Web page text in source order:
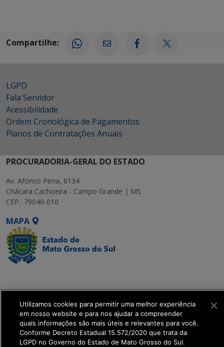
Compartilhe:
LGPD
Fala Servidor
Acessibilidade
Ordem Cronológica de Pagamentos
Planos de Contratações Anuais
PROCURADORIA-GERAL DO ESTADO
Av. Afonso Pena, 6134
Chácara Cachoeira - Campo Grande | MS
CEP.: 79040-010
MAPA
Executiva de
Transformação Digital
get_footer();
Utilizamos cookies para permitir uma melhor experiência
em nosso website e para nos ajudar a compreender
quais informações são mais úteis e relevantes para você.
Conforme Decreto Estadual 15.572/2020 que trata da
LGPD no Governo do Estado de Mato Grosso do Sul.